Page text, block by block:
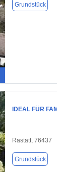
Grundstück
IDEAL FÜR
Rastatt, 76437
Grundstück